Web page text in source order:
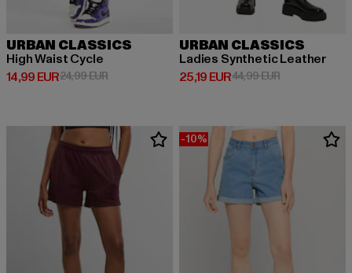
URBAN CLASSICS
High Waist Cycle
14,99 EUR
Derzeitiger Preis: 14,99 EUR
24,99 EURAktionspreis: 24,99 EUR
URBAN CLASSICS
Ladies Synthetic Leather
25,19 EUR
Derzeitiger Preis: 25,19 EUR
44,99 EURAktionspreis:
-10%